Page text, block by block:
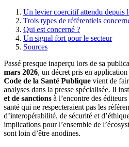
Un levier coercitif attendu depuis
Trois types de référentiels
Qui est concerné ?
Un signal fort pour le secteur
Sources
Passé presque inaperçu lors de sa
mars 2026, un décret pris en application
Code de la Santé Publique vient de
analyses dans la presse spécialisée. Il
et de sanctions à l’encontre des
santé qui ne respecteraient pas les
d’interopérabilité, de sécurité et
implications pour l’ensemble de
sont loin d’être anodines.